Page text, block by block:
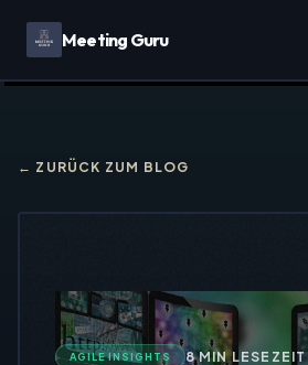
Meeting Guru
← ZURÜCK ZUM BLOG
AGILE INSIGHTS 8MIN LESEZEIT